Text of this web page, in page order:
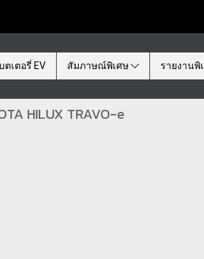
ตเตอรี่ EV สัมภาษณ์พิเศษ รายงานพิ
HILUX TRAVO-e